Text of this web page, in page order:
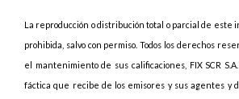
La reproducción o distribución total o parcial de este
prohibida, salvo con permiso. Todos los derechos
el mantenimiento de sus calificaciones, FIX SCR
fáctica que recibe de los emisores y sus agentes y